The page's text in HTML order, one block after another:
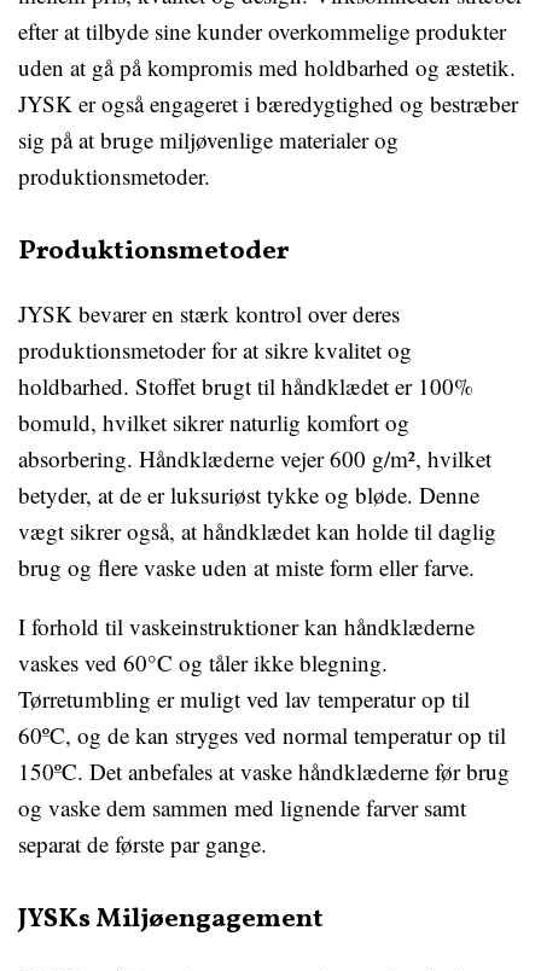
efter at tilbyde sine kunder overkommelige produkter
uden at gå på kompromis med holdbarhed og æstetik.
JYSK er også engageret i bæredygtighed og bestræber
sig på at bruge miljøvenlige materialer og
produktionsmetoder.
Produktionsmetoder
JYSK bevarer en stærk kontrol over deres
produktionsmetoder for at sikre kvalitet og
holdbarhed. Stoffet brugt til håndklædet er 100%
bomuld, hvilket sikrer naturlig komfort og
absorbering. Håndklæderne vejer 600 g/m², hvilket
betyder, at de er luksuriøst tykke og bløde. Denne
vægt sikrer også, at håndklædet kan holde til daglig
brug og flere vaske uden at miste form eller farve.
I forhold til vaskeinstruktioner kan håndklæderne
vaskes ved 60°C og tåler ikke blegning.
Tørretumbling er muligt ved lav temperatur op til
60ºC, og de kan stryges ved normal temperatur op til
150ºC. Det anbefales at vaske håndklæderne før brug
og vaske dem sammen med lignende farver samt
separat de første par gange.
JYSKs Miljøengagement